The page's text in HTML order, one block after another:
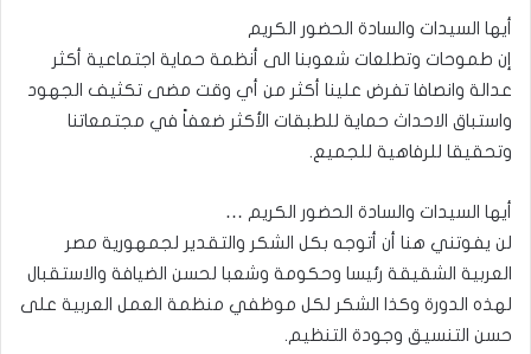
أيها السيدات والسادة الحضور الكريم
إن طموحات وتطلعات شعوبنا الى أنظمة حماية اجتماعية أكثر
عدالة وانصافا تفرض علينا أكثر من أي وقت مضى تكثيف الجهود
واستباق الاحداث حماية للطبقات الأكثر ضعفاً في مجتمعاتنا
وتحقيقا للرفاهية للجميع.
أيها السيدات والسادة الحضور الكريم …
لن يفوتني هنا أن أتوجه بكل الشكر والتقدير لجمهورية مصر
العربية الشقيقة رئيسا وحكومة وشعبا لحسن الضيافة والاستقبال
لهذه الدورة وكذا الشكر لكل موظفي منظمة العمل العربية على
حسن التنسيق وجودة التنظيم.